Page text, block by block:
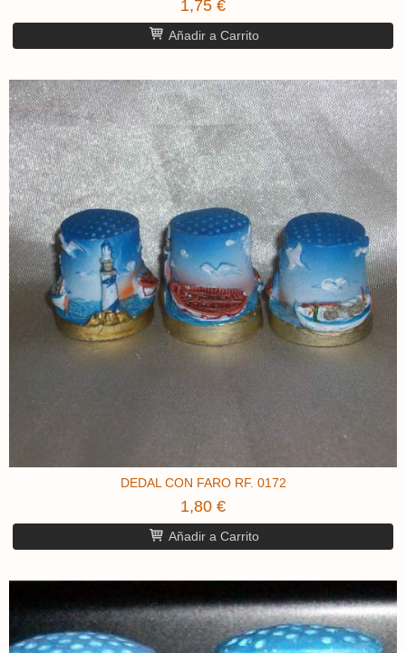
1,75 €
Añadir a Carrito
DEDAL CON FARO RF. 0172
1,80 €
Añadir a Carrito